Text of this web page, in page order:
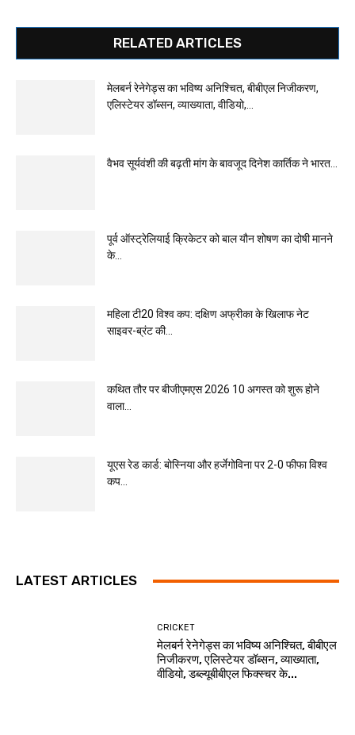
RELATED ARTICLES
मेलबर्न रेनेगेड्स का भविष्य अनिश्चित, बीबीएल निजीकरण,
एलिस्टेयर डॉब्सन, व्याख्याता, वीडियो,...
वैभव सूर्यवंशी की बढ़ती मांग के बावजूद दिनेश कार्तिक ने भारत...
पूर्व ऑस्ट्रेलियाई क्रिकेटर को बाल यौन शोषण का दोषी मानने
के...
महिला टी20 विश्व कप: दक्षिण अफ्रीका के खिलाफ नेट
साइवर-ब्रंट की...
कथित तौर पर बीजीएमएस 2026 10 अगस्त को शुरू होने
वाला...
यूएस रेड कार्ड: बोस्निया और हर्जेगोविना पर 2-0 फीफा विश्व
कप...
LATEST ARTICLES
CRICKET
मेलबर्न रेनेगेड्स का भविष्य अनिश्चित, बीबीएल
निजीकरण, एलिस्टेयर डॉब्सन, व्याख्याता,
वीडियो, डब्ल्यूबीबीएल फिक्स्चर के...